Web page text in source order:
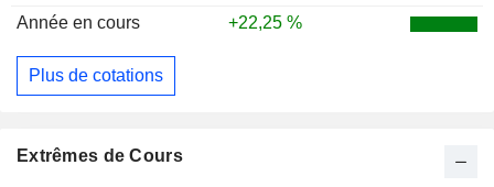
Année en cours
+22,25 %
Plus de cotations
Extrêmes de Cours